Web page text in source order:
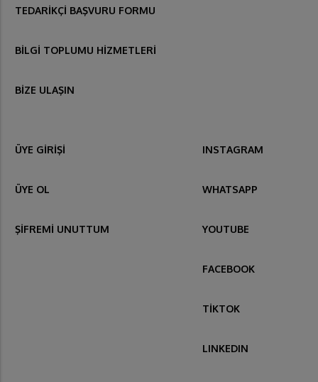
TEDARİKÇİ BAŞVURU FORMU
BİLGİ TOPLUMU HİZMETLERİ
BİZE ULAŞIN
ÜYE GİRİŞİ
ÜYE OL
ŞİFREMİ UNUTTUM
INSTAGRAM
WHATSAPP
YOUTUBE
FACEBOOK
TİKTOK
LINKEDIN